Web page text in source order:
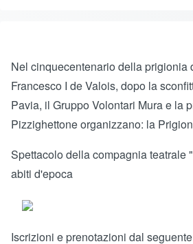
Nel cinquecentenario della prigionia
Francesco I de Valois, dopo la
Pavia, il Gruppo Volontari Mura e la
Pizzighettone organizzano: la
Spettacolo della compagnia teatrale
abiti d'epoca
Iscrizioni e prenotazioni dal